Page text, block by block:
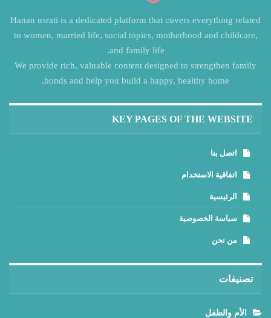
Hanan usrati is a dedicated platform that covers everything related
to women, married life, social topics, motherhood and childcare,
and family life.
We provide rich, valuable content designed to strengthen family
bonds and help you build a happy, healthy home.
KEY PAGES OF THE WEBSITE
اتصل بنا
اتفاقية الاستخدام
الرئيسية
سياسة الخصوصية
من نحن
تصنيفات
الأم والطفل